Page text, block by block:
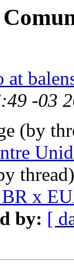
at
-03
(by
BR x
by: [